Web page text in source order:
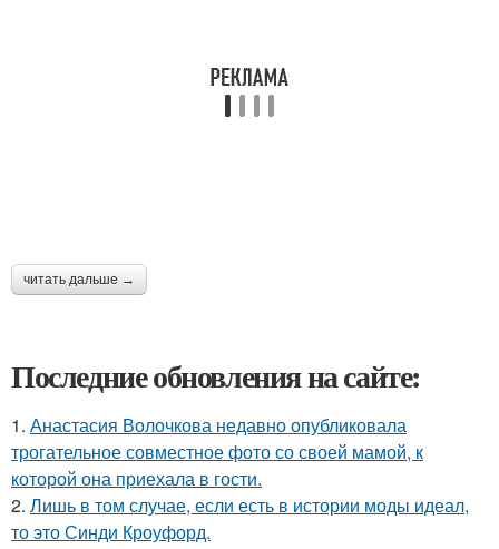
читать дальше →
Последние обновления на сайте:
1. Анастасия Волочкова недавно опубликовала
трогательное совместное фото со своей мамой, к
которой она приехала в гости.
2. Лишь в том случае, если есть в истории моды идеал,
то это Синди Кроуфорд.